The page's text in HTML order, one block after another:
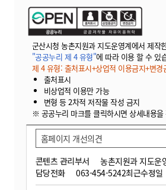
군산시청 농촌지원과 지도운영계에서 제작
"공공누리 제 4 유형"에 따라 이용 할 수 있
제 4 유형: 출처표시+상업적 이용금지+변경
출처표시
비상업적 이용만 가능
변형 등 2차적 저작물 작성 금지
※ 공공누리 마크를 클릭하시면 상세내용
콘텐츠 관리부서
농촌지원과 지도운
담당전화
063-454-5242최근수정일
홈페이지 개선의견